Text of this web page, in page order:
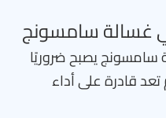
غسالة سامسونج
سامسونج يصبح ضروريًا
قادرة على أداء